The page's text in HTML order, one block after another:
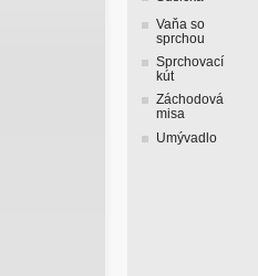
Vaňa so
sprchou
Sprchovací
kút
Záchodová
misa
Umývadlo